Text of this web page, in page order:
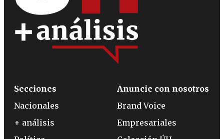
Secciones
Nacionales
+ análisis
Anuncie con nosotros
Brand Voice
Empresariales